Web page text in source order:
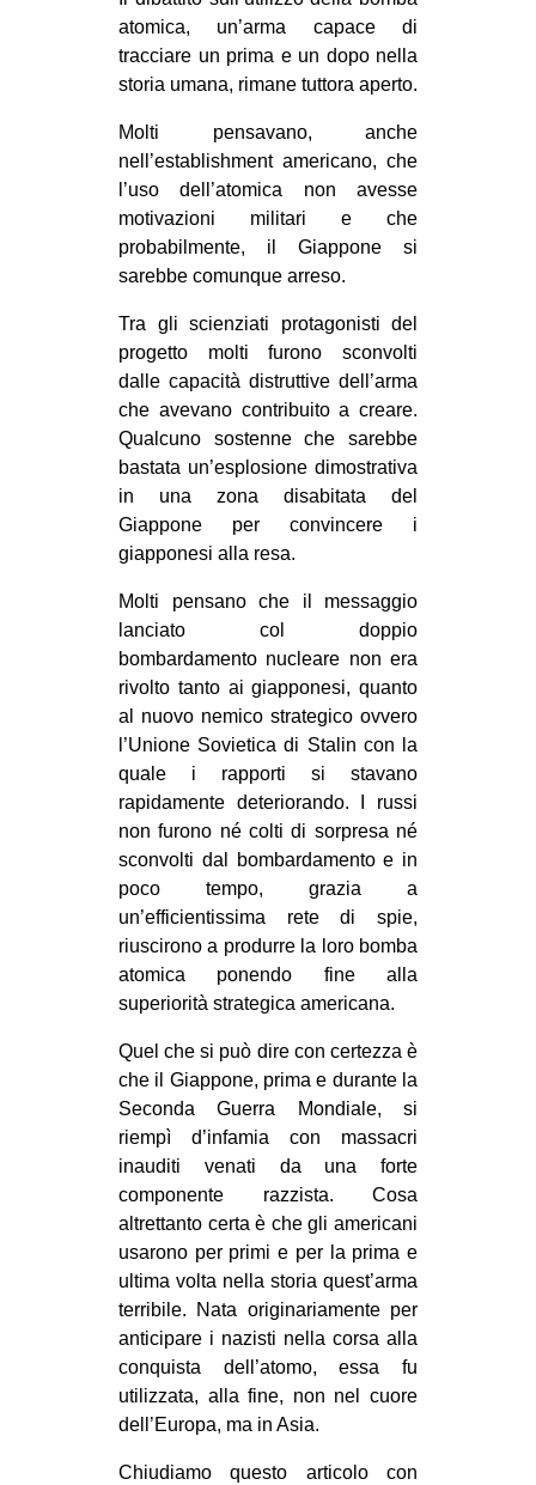
atomica, un’arma capace di
tracciare un prima e un dopo nella
storia umana, rimane tuttora aperto.
Molti pensavano, anche
nell’establishment americano, che
l’uso dell’atomica non avesse
motivazioni militari e che
probabilmente, il Giappone si
sarebbe comunque arreso.
Tra gli scienziati protagonisti del
progetto molti furono sconvolti
dalle capacità distruttive dell’arma
che avevano contribuito a creare.
Qualcuno sostenne che sarebbe
bastata un’esplosione dimostrativa
in una zona disabitata del
Giappone per convincere i
giapponesi alla resa.
Molti pensano che il messaggio
lanciato col doppio
bombardamento nucleare non era
rivolto tanto ai giapponesi, quanto
al nuovo nemico strategico ovvero
l’Unione Sovietica di Stalin con la
quale i rapporti si stavano
rapidamente deteriorando. I russi
non furono né colti di sorpresa né
sconvolti dal bombardamento e in
poco tempo, grazia a
un’efficientissima rete di spie,
riuscirono a produrre la loro bomba
atomica ponendo fine alla
superiorità strategica americana.
Quel che si può dire con certezza è
che il Giappone, prima e durante la
Seconda Guerra Mondiale, si
riempì d’infamia con massacri
inauditi venati da una forte
componente razzista. Cosa
altrettanto certa è che gli americani
usarono per primi e per la prima e
ultima volta nella storia quest’arma
terribile. Nata originariamente per
anticipare i nazisti nella corsa alla
conquista dell’atomo, essa fu
utilizzata, alla fine, non nel cuore
dell’Europa, ma in Asia.
Chiudiamo questo articolo con